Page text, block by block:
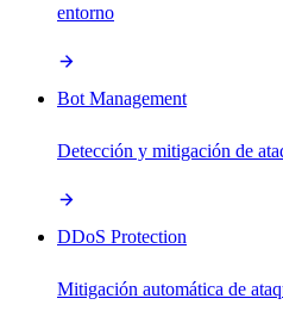
entorno
Bot Management
Detección y mitigación de
DDoS Protection
Mitigación automática de